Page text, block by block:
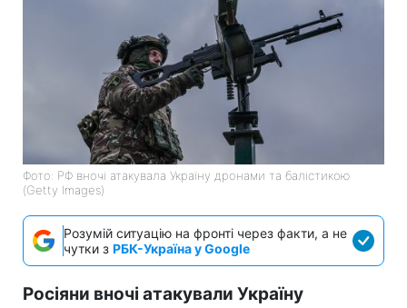
Фото: РФ вночі атакувала Україну дронами та балістикою
(Getty Images)
Розумій ситуацію на фронті через факти, а не
чутки з РБК-Україна у Google
Росіяни вночі атакували Україну